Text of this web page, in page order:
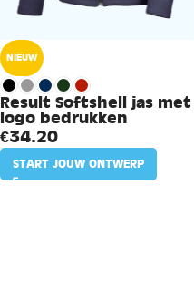
NIEUW
Result Softshell jas met
logo bedrukken
€34.20
START JOUW ONTWERP